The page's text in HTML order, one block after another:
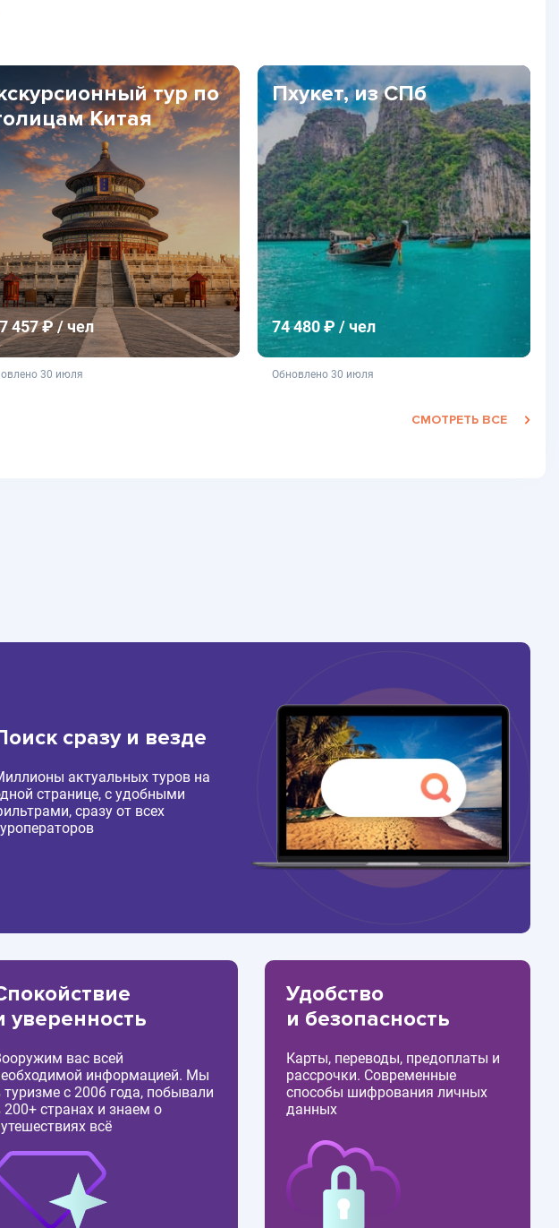
тур по
Китая
457 ₽ / чел
не является публичной офертой
30 июля
Пхукет, из СПб
74 480 ₽ / чел
не является публичной офертой
Обновлено 30 июля
СМОТРЕТЬ ВСЕ
сразу и везде
актуальных туров на
странице, с удобными
сразу от всех
уверенность
вас всей
информацией. Мы
туризме с 2006 года, побывали
200+ странах и знаем о
всё
Удобство
и безопасность
Карты, переводы, предоплаты и
рассрочки. Современные
способы шифрования личных
данных